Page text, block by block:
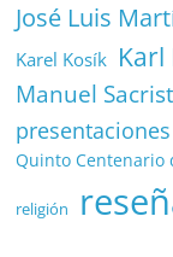
José Luis
Karel Kosík
Manuel
presentaciones
Quinto Centenario
religión